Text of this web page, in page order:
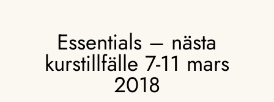
Essentials – nästa
kurstillfälle 7-11 mars
2018